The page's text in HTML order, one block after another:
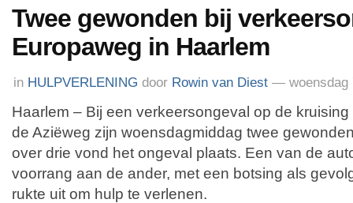
Twee gewonden bij
Europaweg in Haarlem
in HULPVERLENING door Rowin van Diest — woensdag
Haarlem – Bij een verkeersongeval op de
de Aziëweg zijn woensdagmiddag twee
over drie vond het ongeval plaats. Een van de
voorrang aan de ander, met een botsing als
rukte uit om hulp te verlenen.